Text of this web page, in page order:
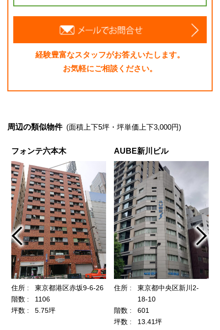
経験豊富なスタッフがお答えいたします。
お気軽にご相談ください。
周辺の類似物件 (面積上下5坪・坪単価上下3,000円)